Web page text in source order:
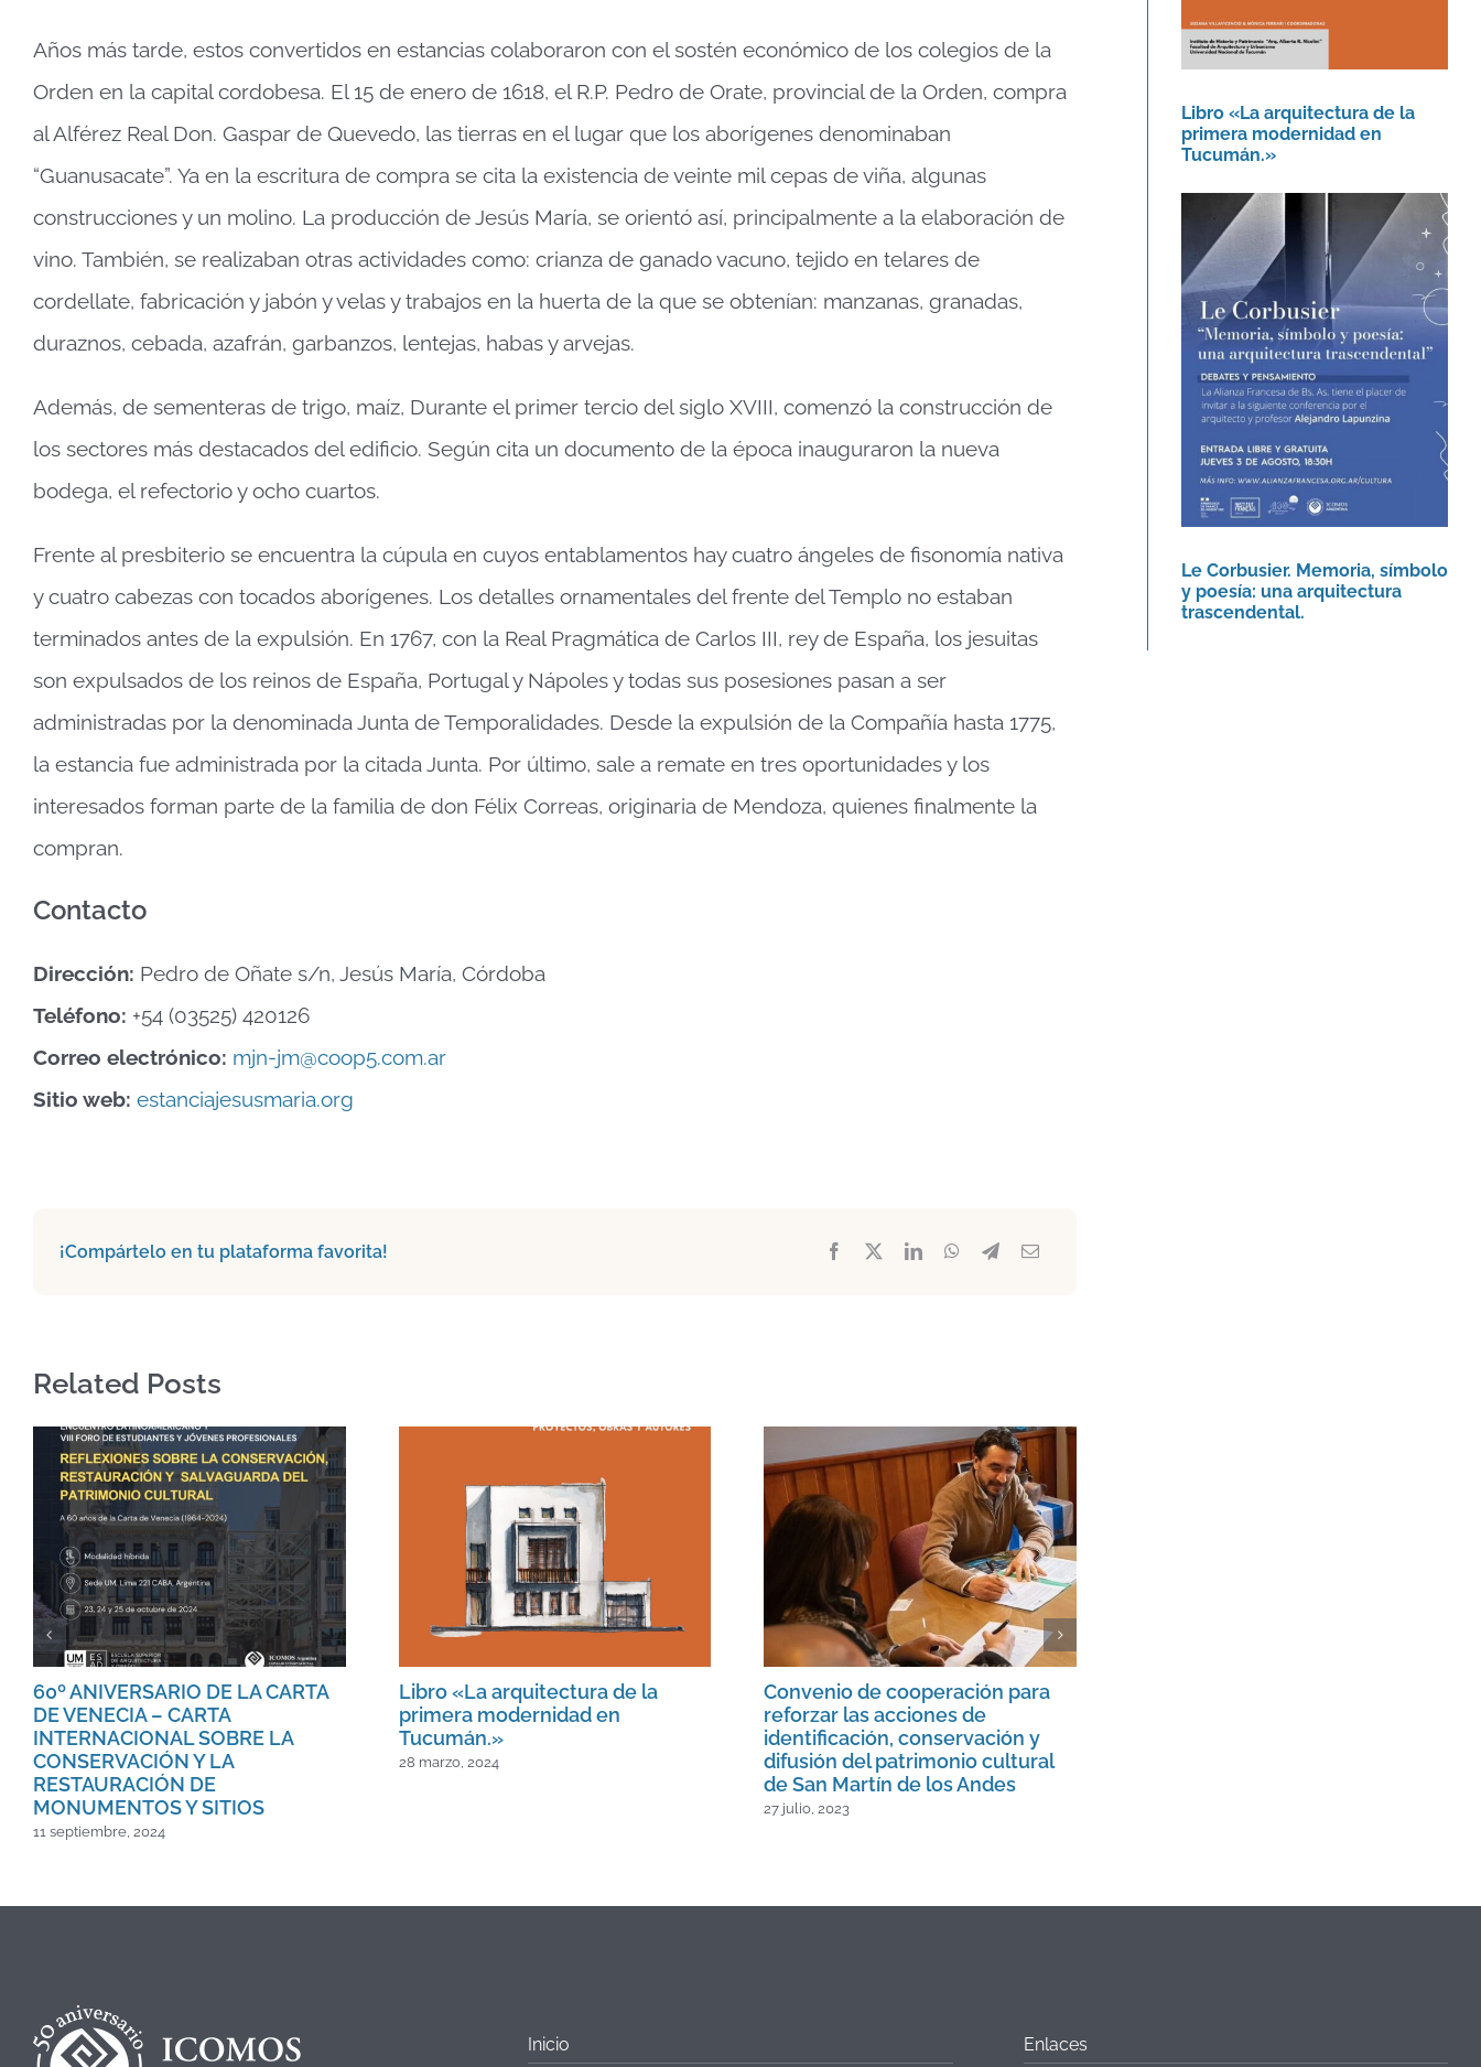
Años más tarde, estos convertidos en estancias colaboraron con el sostén económico de los colegios de la
Orden en la capital cordobesa. El 15 de enero de 1618, el R.P. Pedro de Orate, provincial de la Orden, compra
al Alférez Real Don. Gaspar de Quevedo, las tierras en el lugar que los aborígenes denominaban
“Guanusacate”. Ya en la escritura de compra se cita la existencia de veinte mil cepas de viña, algunas
construcciones y un molino. La producción de Jesús María, se orientó así, principalmente a la elaboración de
vino. También, se realizaban otras actividades como: crianza de ganado vacuno, tejido en telares de
cordellate, fabricación y jabón y velas y trabajos en la huerta de la que se obtenían: manzanas, granadas,
duraznos, cebada, azafrán, garbanzos, lentejas, habas y arvejas.
Además, de sementeras de trigo, maíz, Durante el primer tercio del siglo XVIII, comenzó la construcción de
los sectores más destacados del edificio. Según cita un documento de la época inauguraron la nueva
bodega, el refectorio y ocho cuartos.
Frente al presbiterio se encuentra la cúpula en cuyos entablamentos hay cuatro ángeles de fisonomía nativa
y cuatro cabezas con tocados aborígenes. Los detalles ornamentales del frente del Templo no estaban
terminados antes de la expulsión. En 1767, con la Real Pragmática de Carlos III, rey de España, los jesuitas
son expulsados de los reinos de España, Portugal y Nápoles y todas sus posesiones pasan a ser
administradas por la denominada Junta de Temporalidades. Desde la expulsión de la Compañía hasta 1775,
la estancia fue administrada por la citada Junta. Por último, sale a remate en tres oportunidades y los
interesados forman parte de la familia de don Félix Correas, originaria de Mendoza, quienes finalmente la
compran.
Contacto
Dirección: Pedro de Oñate s/n, Jesús María, Córdoba
Teléfono: +54 (03525) 420126
Correo electrónico: mjn-jm@coop5.com.ar
Sitio web: estanciajesusmaria.org
¡Compártelo en tu plataforma favorita!
Related Posts
60º ANIVERSARIO DE LA CARTA
DE VENECIA – CARTA
INTERNACIONAL SOBRE LA
CONSERVACIÓN Y LA
RESTAURACIÓN DE
MONUMENTOS Y SITIOS
11 septiembre, 2024
Libro «La arquitectura de la
primera modernidad en
Tucumán.»
28 marzo, 2024
Convenio de cooperación para
reforzar las acciones de
identificación, conservación y
difusión del patrimonio cultural
de San Martín de los Andes
27 julio, 2023
Libro «La arquitectura de la
primera modernidad en
Tucumán.»
Le Corbusier. Memoria,
símbolo y poesía: una
arquitectura
trascendental.
Agenda
Le Corbusier. Memoria, símbolo
y poesía: una arquitectura
trascendental.
Inicio Enlaces